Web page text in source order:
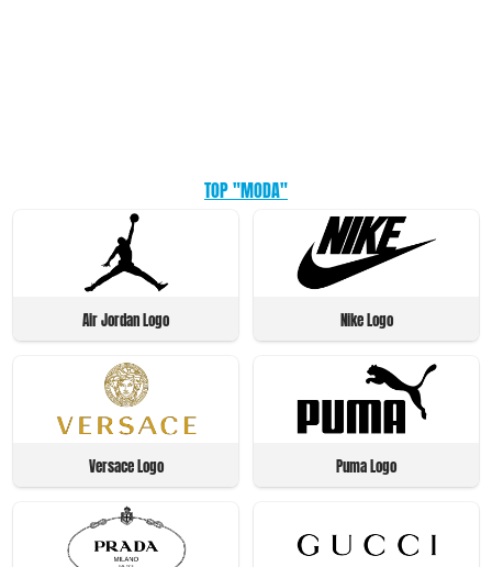
TOP "MODA"
Air Jordan Logo Nike Logo
Versace Logo Puma Logo